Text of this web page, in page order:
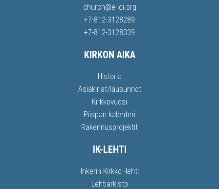
church@e-lci.org
+7-812-3128289
+7-812-3128339
KIRKON AIKA
Historia
Asiakirjat/lausunnot
Kirkkovuosi
Piispan kalenteri
Rakennusprojektit
IK-LEHTI
Inkerin Kirkko -lehti
Lehtiarkisto